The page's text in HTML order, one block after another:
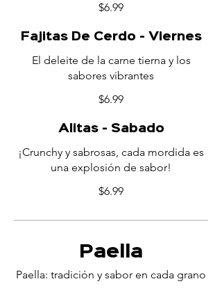
$6.99
Fajitas De Cerdo - Viernes
El deleite de la carne tierna y los
sabores vibrantes
$6.99
Alitas - Sabado
¡Crunchy y sabrosas, cada mordida es
una explosión de sabor!
$6.99
Paella
Paella: tradición y sabor en cada grano